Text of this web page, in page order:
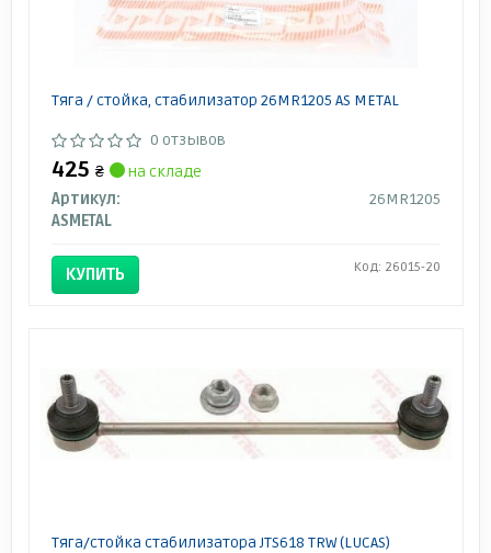
Тяга / стойка, стабилизатор 26MR1205 AS METAL
0 отзывов
425 ₴
на складе
Артикул:
26MR1205
ASMETAL
КУПИТЬ Код: 26015-20
Тяга/стойка стабилизатора JTS618 TRW (LUCAS)